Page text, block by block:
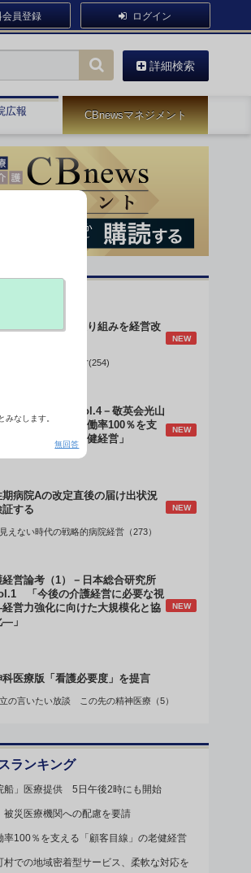
会員登録 ログイン
詳細検索
広報 CBnewsマネジメント
的拘束最小化の取り組みを経営改
NEW
タで読み解く病院経営(254)
経営のデザインVol.4－敬英会光山
事長 「驚異の稼働率100％を支
『顧客目線』の老健経営」
NEW
期病院Aの改定直後の届け出状況
証する
NEW
えない時代の戦略的病院経営（273）
経営論考（1）－日本総合研究所
「今後の介護経営に必要な視
営力強化に向けた大規模化と協
―」
NEW
科医療版「看護必要度」を提言
の言いたい放談 この先の精神医療（5）
ランキング
船」医療提供 5日午後2時にも開始
被災医療機関への配慮を要請
率100％を支える「顧客目線」の老健経営
村での地域密着型サービス、柔軟な対応を
なします。
無回答